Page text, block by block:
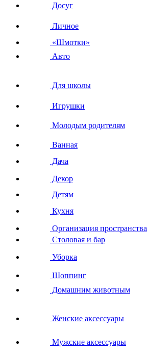
Досуг
Личное
«Шмотки»
Авто
Для школы
Игрушки
Молодым родителям
Ванная
Дача
Декор
Детям
Кухня
Организация пространства
Столовая и бар
Уборка
Шоппинг
Домашним животным
Женские аксессуары
Мужские аксессуары